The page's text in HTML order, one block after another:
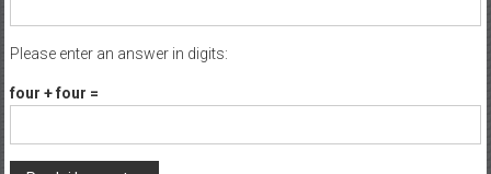
Please enter an answer in digits:
four + four =